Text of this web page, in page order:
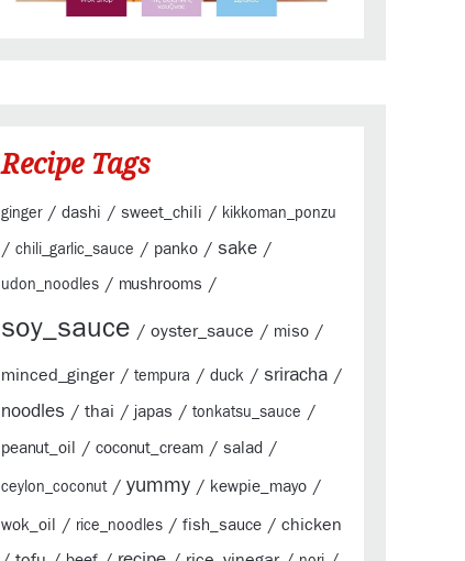
Recipe Tags
ginger/ dashi / sweet_chili / kikkoman_ponzu
/ chili_garlic_sauce / panko / sake /
udon_noodles / mushrooms /
soy_sauce / oyster_sauce / miso /
minced_ginger/ tempura / duck / sriracha /
noodles / thai / japas / tonkatsu_sauce /
peanut_oil / coconut_cream / salad /
ceylon_coconut / yummy / kewpie_mayo /
wok_oil / rice_noodles / fish_sauce / chicken